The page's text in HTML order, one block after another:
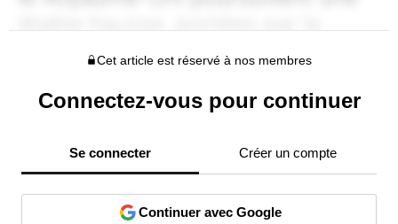
Cet article est réservé à nos membres
Connectez-vous pour continuer
Se connecter Créer un compte
Continuer avec Google